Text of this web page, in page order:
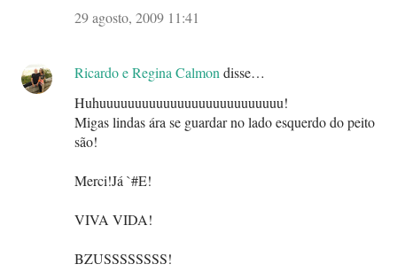
29 agosto, 2009 11:41
Ricardo e Regina Calmondisse…
Huhuuuuuuuuuuuuuuuuuuuuuuuuuu!
Migas lindas ára se guardar no lado esquerdo do peito
são!
Merci!Já `#E!
VIVA VIDA!
BZUSSSSSSSS!